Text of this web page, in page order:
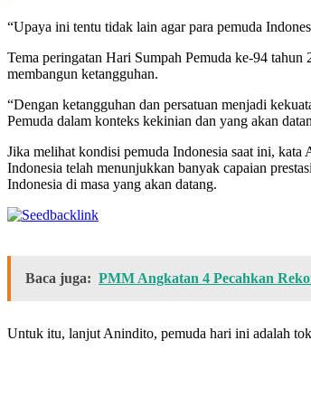
“Upaya ini tentu tidak lain agar para pemuda
Tema peringatan Hari Sumpah Pemuda ke-94 tahun
membangun ketangguhan.
“Dengan ketangguhan dan persatuan menjadi
Pemuda dalam konteks kekinian dan yang akan
Jika melihat kondisi pemuda Indonesia saat ini, kata
Indonesia telah menunjukkan banyak capaian
Indonesia di masa yang akan datang.
Baca juga: PMM Angkatan 4 Pecahkan
Untuk itu, lanjut Anindito, pemuda hari ini adalah